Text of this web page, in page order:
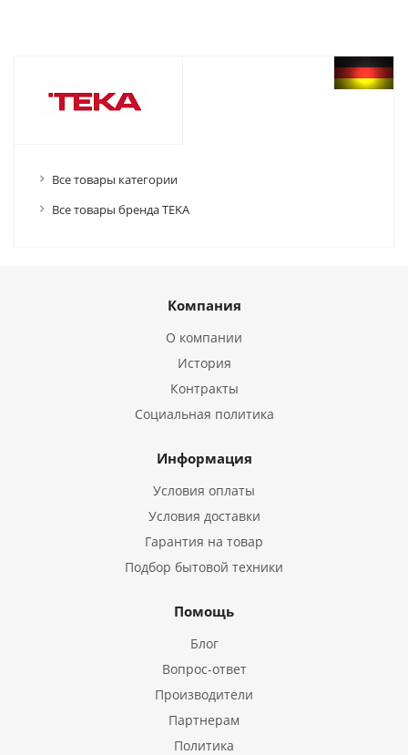
Все товары категории
Все товары бренда TEKA
Компания
О компании
История
Контракты
Социальная политика
Информация
Условия оплаты
Условия доставки
Гарантия на товар
Подбор бытовой техники
Помощь
Блог
Вопрос-ответ
Производители
Партнерам
Политика